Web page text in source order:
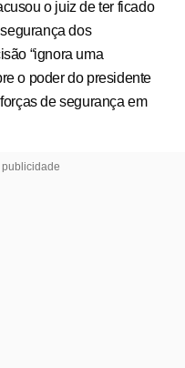
o juiz de ter ficado
dos
“ignora uma
o poder do presidente
de segurança em